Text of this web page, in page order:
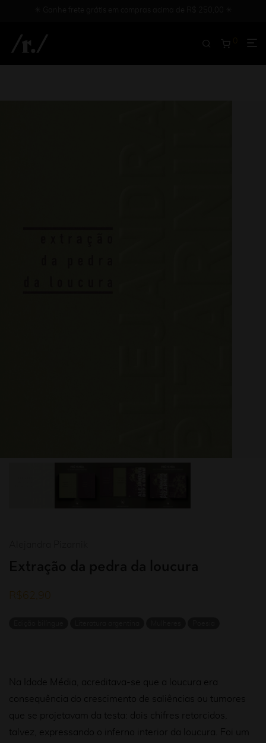
Na Idade Média, acreditava-se que a loucura era
consequência do crescimento de saliências ou tumores
que se projetavam da testa: dois chifres retorcidos,
talvez, expressando o inferno interior da loucura. Foi um